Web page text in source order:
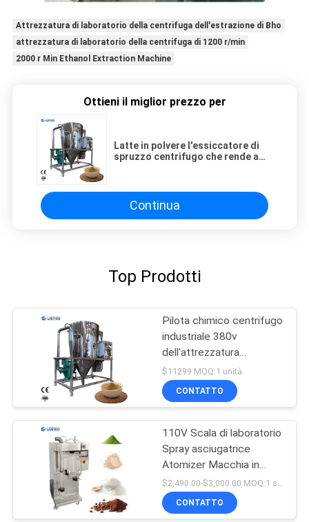
Attrezzatura di laboratorio della centrifuga dell'estrazione di Bho
attrezzatura di laboratorio della centrifuga di 1200 r/min
2000 r Min Ethanol Extraction Machine
Ottieni il miglior prezzo per
Latte in polvere l'essiccatore di
spruzzo centrifugo che rende a
Continua
Top Prodotti
Pilota chimico centrifugo
industriale 380v
dell'attrezzatura
dell'essiccatore di
spruzzo 10L
$11299 MOQ:1 unità
CONTATTO
110V Scala di laboratorio
Spray asciugatrice
Atomizer Macchia in
polvere 2000mL/H
$2,490.00-$3,000.00 MOQ:1 set
CONTATTO